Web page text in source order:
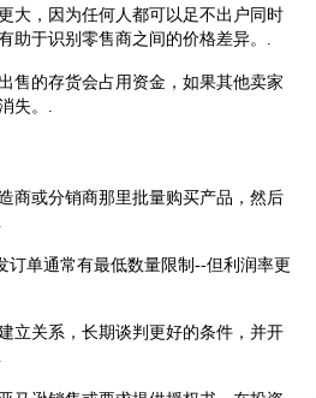
大，因为任何人都可以足不出户同时
助于识别零售商之间的价格差异。.
售的存货会占用资金，如果其他卖家
失。.
商或分销商那里批量购买产品，然后
订单通常有最低数量限制--但利润率更
立关系，长期谈判更好的条件，并开